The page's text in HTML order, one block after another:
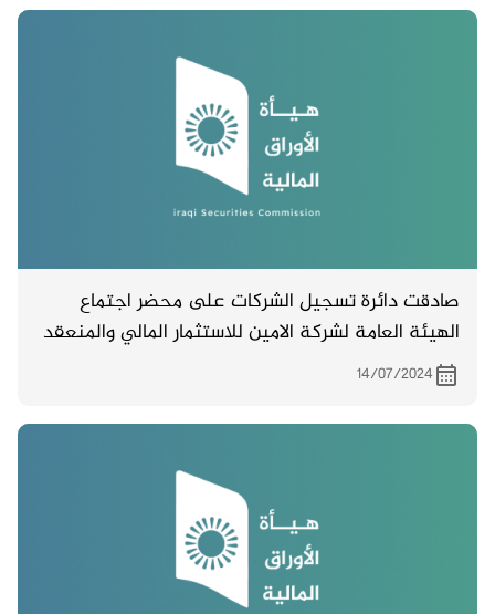
صادقت دائرة تسجيل الشركات على محضر اجتماع
الهيئة العامة لشركة الامين للاستثمار المالي والمنعقد
بتاريخ 28/5/202414/07/2024